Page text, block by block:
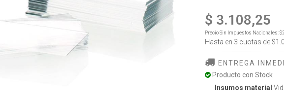
$ 3.108,25
Precio Sin Impuestos Nacionales:
Hasta en 3 cuotas de
ENTREGA
Producto con Stock
Insumos material